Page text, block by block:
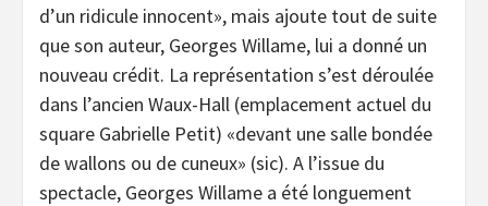
d’un ridicule innocent», mais ajoute tout de suite
que son auteur, Georges Willame, lui a donné un
nouveau crédit. La représentation s’est déroulée
dans l’ancien Waux-Hall (emplacement actuel du
square Gabrielle Petit) «devant une salle bondée
de wallons ou de cuneux» (sic). A l’issue du
spectacle, Georges Willame a été longuement